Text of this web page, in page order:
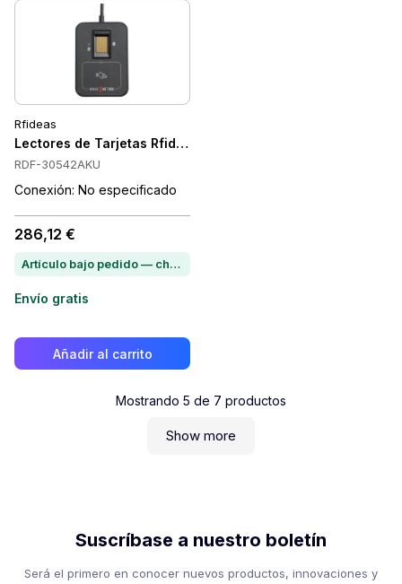
Rfideas
Lectores de Tarjetas Rfideas RDF-30542AKU
RDF-30542AKU
Conexión: No especificado
286,12 €
Artículo bajo pedido — chatea para conocer el plazo de entrega
Envío gratis
Añadir al carrito
Mostrando 5 de 7 productos
Show more
Suscríbase a nuestro boletín
Será el primero en conocer nuevos productos, innovaciones y